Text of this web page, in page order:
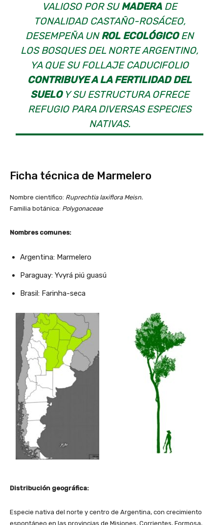
VALIOSO POR SUMADERADE
TONALIDAD CASTAÑO-ROSÁCEO,
DESEMPEÑA UNROL ECOLÓGICOEN
LOS BOSQUES DEL NORTE ARGENTINO,
YA QUE SU FOLLAJE CADUCIFOLIO
CONTRIBUYE A LA FERTILIDAD DEL
SUELOY SU ESTRUCTURA OFRECE
REFUGIO PARA DIVERSAS ESPECIES
NATIVAS.
Ficha técnica de Marmelero
Nombre científico: Ruprechtia laxiflora Meisn.
Familia botánica: Polygonaceae
Nombres comunes:
Argentina: Marmelero
Paraguay: Yvyrá piú guasú
Brasil: Farinha-seca
Distribución geográfica:
Especie nativa del norte y centro de Argentina, con crecimiento
espontáneo en las provincias de Misiones, Corrientes, Formosa,